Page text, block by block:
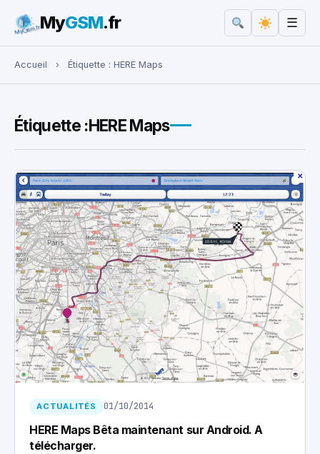
Rechercher :
MyGSM.fr ☰
Accueil › Étiquette : HERE Maps
Étiquette :HERE Maps
ACTUALITÉS 01/10/2014
HERE Maps Bêta maintenant sur Android. A
télécharger.